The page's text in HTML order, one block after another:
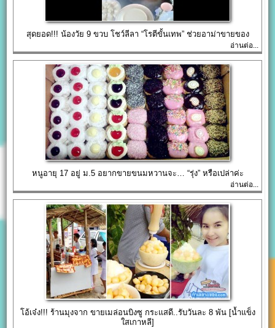
สุดยอด!!! น้องวัย 9 ขวบ โชว์ลีลา “โรตีขั้นเทพ” ช่วยอาม่าขายของ
อ่านต่อ...
หนูอายุ 17 อยู่ ม.5 อยากขายขนมหวานจะ… “รุ่ง” หรือเปล่าค่ะ
อ่านต่อ...
โอ้เจ๋ง!!! ร้านมุงจาก ขายเมล่อนบิงซู กระแสดี..รับวันละ 8 พัน [น้ำแข็ง
ใสเกาหลี]